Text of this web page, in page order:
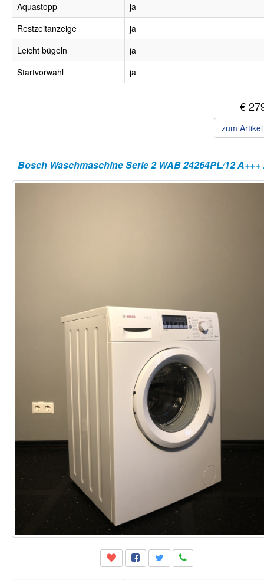
Aquastopp
ja
Restzeitanzeige
ja
Leicht bügeln
ja
Startvorwahl
ja
€
zum